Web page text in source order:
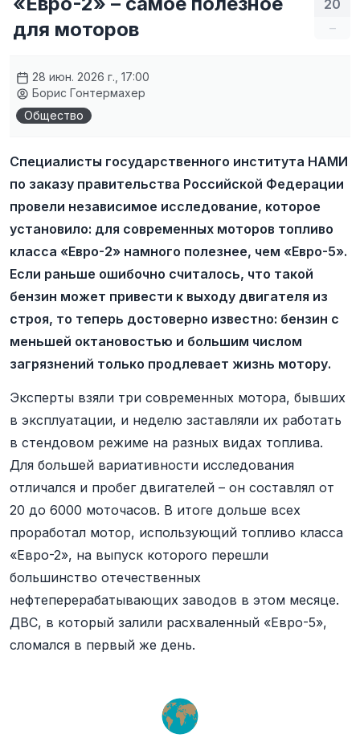
20
–
для моторов
28 июн. 2026 г., 17:00
Борис Гонтермахер
Общество
Специалисты государственного института НАМИ
по заказу правительства Российской Федерации
провели независимое исследование, которое
установило: для современных моторов топливо
класса «Евро-2» намного полезнее, чем «Евро-5».
Если раньше ошибочно считалось, что такой
бензин может привести к выходу двигателя из
строя, то теперь достоверно известно: бензин с
меньшей октановостью и большим числом
загрязнений только продлевает жизнь мотору.
Эксперты взяли три современных мотора, бывших
в эксплуатации, и неделю заставляли их работать
в стендовом режиме на разных видах топлива.
Для большей вариативности исследования
отличался и пробег двигателей – он составлял от
20 до 6000 моточасов. В итоге дольше всех
проработал мотор, использующий топливо класса
«Евро-2», на выпуск которого перешли
большинство отечественных
нефтеперерабатывающих заводов в этом месяце.
ДВС, в который залили расхваленный «Евро-5»,
сломался в первый же день.